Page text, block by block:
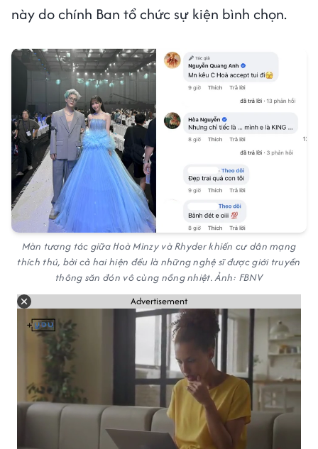
này do chính Ban tổ chức sự kiện bình chọn.
Màn tương tác giữa Hoà Minzy và Rhyder khiến cư dân mạng
thích thú, bởi cả hai hiện đều là những nghệ sĩ được giới truyền
thông săn đón vô cùng nồng nhiệt. Ảnh: FBNV
Advertisement